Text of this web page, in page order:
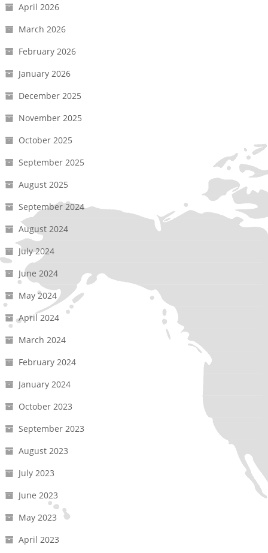
April 2026
March 2026
February 2026
January 2026
December 2025
November 2025
October 2025
September 2025
August 2025
September 2024
August 2024
July 2024
June 2024
May 2024
April 2024
March 2024
February 2024
January 2024
October 2023
September 2023
August 2023
July 2023
June 2023
May 2023
April 2023